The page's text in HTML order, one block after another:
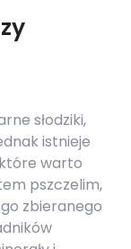
słodziki,
istnieje
warto
pszczelim,
zbieranego